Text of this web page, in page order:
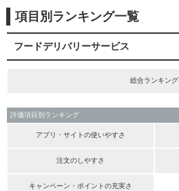
項目別ランキング一覧
フードデリバリーサービス
総合ランキング
評価項目別ランキング
アプリ・サイトの使いやすさ
注文のしやすさ
キャンペーン・ポイントの充実さ